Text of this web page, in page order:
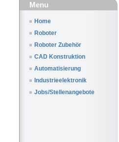
Menu
Home
Roboter
Roboter Zubehör
CAD Konstruktion
Automatisierung
Industrieelektronik
Jobs/Stellenangebote